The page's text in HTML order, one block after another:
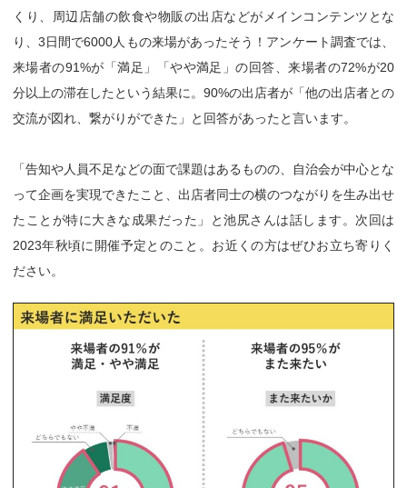
くり、周辺店舗の飲食や物販の出店などがメインコンテンツとな
り、3日間で6000人もの来場があったそう！アンケート調査では、
来場者の91%が「満足」「やや満足」の回答、来場者の72%が20
分以上の滞在したという結果に。90%の出店者が「他の出店者との
交流が図れ、繋がりができた」と回答があったと言います。
「告知や人員不足などの面で課題はあるものの、自治会が中心とな
って企画を実現できたこと、出店者同士の横のつながりを生み出せ
たことが特に大きな成果だった」と池尻さんは話します。次回は
2023年秋頃に開催予定とのこと。お近くの方はぜひお立ち寄りく
ださい。